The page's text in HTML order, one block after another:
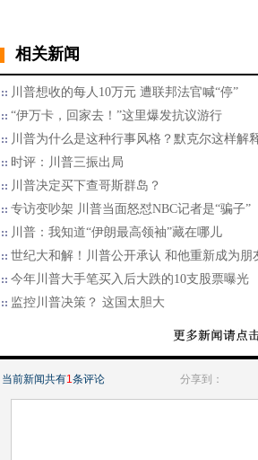
相关新闻
川普想收的每人10万元 遭联邦法官喊“停”
“伊万卡，回家去！”这里爆发抗议游行
川普为什么是这种行事风格？默克尔这样解
时评：川普三振出局
川普决定买下查哥斯群岛？
专访变吵架 川普当面怒怼NBC记者是“骗子”
川普：我知道“伊朗最高领袖”藏在哪儿
世纪大和解！川普公开承认 和他重新成为朋
今年川普大手笔买入后大跌的10支股票曝光
监控川普决策？ 这国太胆大
当前新闻共有1条评论 分享到：